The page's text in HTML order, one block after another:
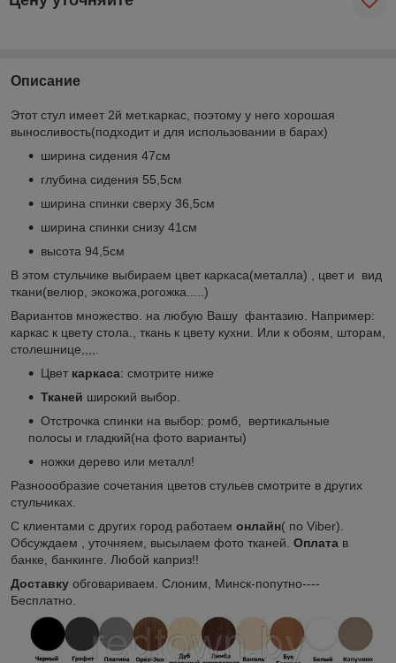
Описание
Этот стул имеет 2й мет.каркас, поэтому у него хорошая
выносливость(подходит и для использовании в барах)
ширина сидения 47см
глубина сидения 55,5см
ширина спинки сверху 36,5см
ширина спинки снизу 41см
высота 94,5см
В этом стульчике выбираем цвет каркаса(металла) , цвет и вид
ткани(велюр, экокожа,рогожка.....)
Вариантов множество. на любую Вашу фантазию. Например:
каркас к цвету стола., ткань к цвету кухни. Или к обоям, шторам,
столешнице,,,,.
Цвет каркаса: смотрите ниже
Тканей широкий выбор.
Отстрочка спинки на выбор: ромб, вертикальные
полосы и гладкий(на фото варианты)
ножки дерево или металл!
Разноообразие сочетания цветов стульев смотрите в других
стульчиках.
С клиентами с других город работаем онлайн( по Viber).
Обсуждаем , уточняем, высылаем фото тканей. Оплата в
банке, банкинге. Любой каприз!!
Доставку обговариваем. Слоним, Минск-попутно----
Бесплатно.